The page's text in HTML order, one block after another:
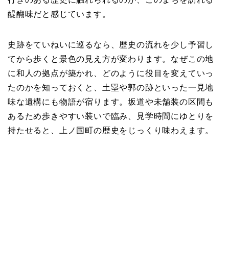
醍醐味だと感じています。
史跡をていねいに巡るなら、歴史の流れを少し予習し
てから歩くと景色の見え方が変わります。なぜこの地
に和人の拠点が築かれ、どのように役目を変えていっ
たのかを知っておくと、土塁や郭の跡といった一見地
味な遺構にも物語が宿ります。坂道や未舗装の区間も
あるため歩きやすい装いで臨み、見学時間にゆとりを
持たせると、上ノ国町の歴史をじっくり味わえます。